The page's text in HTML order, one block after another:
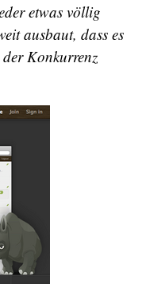
etwas völlig
ausbaut, dass es
Konkurrenz